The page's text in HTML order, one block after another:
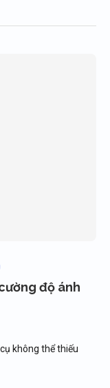
độ ánh
không thể thiếu